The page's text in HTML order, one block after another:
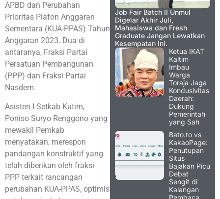
APBD dan Perubahan
Prioritas Plafon Anggaran
Sementara (KUA-PPAS) Tahun
Anggaran 2023. Dua di
antaranya, Fraksi Partai
Persatuan Pembangunan
(PPP) dan Fraksi Partai
Nasdem.
Asisten I Setkab Kutim,
Poniso Suryo Renggono yang
mewakil Pemkab
menyatakan, merespon
pandangan konstruktif yang
telah diberikan oleh fraksi
PPP terkait rancangan
perubahan KUA-PPAS, optimis
Job Fair Batch II Unmul
Digelar Akhir Juli,
Mahasiswa dan Fresh
Graduate Jangan Lewatkan
Kesempatan Ini.
Ketua IKAT
Kaltim
Imbau
Warga
Toraja Jaga
Kondusivitas
Daerah:
Dukung
Pemerintah
yang Sah
Bato.to vs
KakaoPage:
Penutupan
Situs
Bajakan Picu
Debat
Sengit di
Kalangan
Pembaca